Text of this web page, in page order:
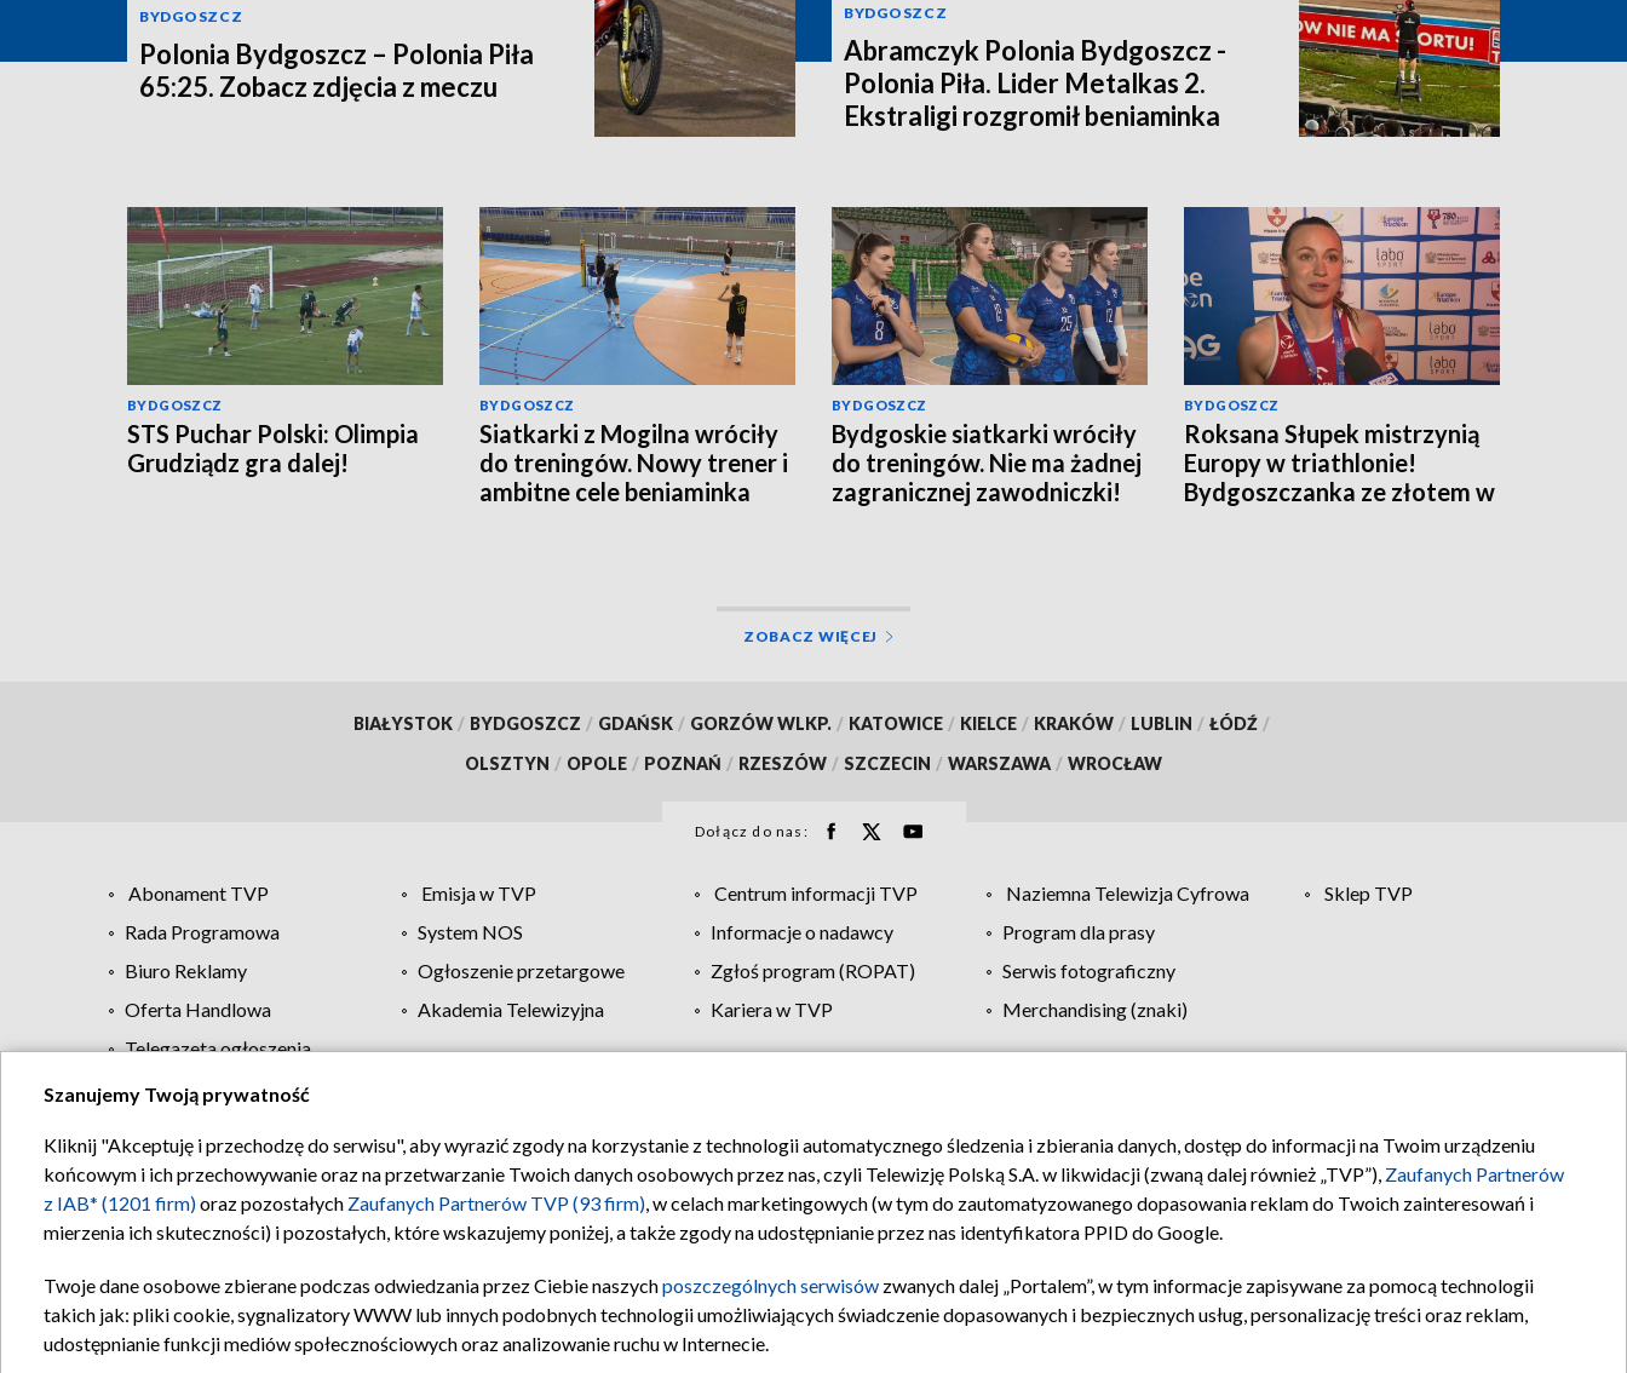
BYDGOSZCZ
Polonia Bydgoszcz – Polonia Piła
65:25. Zobacz zdjęcia z meczu
BYDGOSZCZ
Abramczyk Polonia Bydgoszcz -
Polonia Piła. Lider Metalkas 2.
Ekstraligi rozgromił beniaminka
BYDGOSZCZ
STS Puchar Polski: Olimpia
Grudziądz gra dalej!
BYDGOSZCZ
Siatkarki z Mogilna wróciły
do treningów. Nowy trener i
ambitne cele beniaminka
BYDGOSZCZ
Bydgoskie siatkarki wróciły
do treningów. Nie ma żadnej
zagranicznej zawodniczki!
BYDGOSZCZ
Roksana Słupek mistrzynią
Europy w triathlonie!
Bydgoszczanka ze złotem w
ZOBACZ WIĘCEJ
BIAŁYSTOK / BYDGOSZCZ / GDAŃSK / GORZÓW WLKP. / KATOWICE / KIELCE / KRAKÓW / LUBLIN / ŁÓDŹ /
OLSZTYN / OPOLE / POZNAŃ / RZESZÓW / SZCZECIN / WARSZAWA / WROCŁAW
Dołącz do nas:
Abonament TVP Emisja w TVP Centrum informacji TVP Naziemna Telewizja Cyfrowa
Sklep TVP
Rada Programowa
System NOS Informacje o nadawcy
Program dla prasy
Biuro Reklamy
Ogłoszenie przetargowe Zgłoś program (ROPAT)
Serwis fotograficzny
Oferta Handlowa
Akademia Telewizyjna Kariera w TVP
Merchandising (znaki)
Telegazeta ogłoszenia
Regulamin TVP Polityka prywatności Moje zgody Pomoc Biuro reklamy Kontakt
Szanujemy Twoją prywatność
Kliknij "Akceptuję i przechodzę do serwisu", aby wyrazić zgody na korzystanie z technologii automatycznego śledzenia i zbierania danych, dostęp do informacji na Twoim urządzeniu
końcowym i ich przechowywanie oraz na przetwarzanie Twoich danych osobowych przez nas, czyli Telewizję Polską S.A. w likwidacji (zwaną dalej również „TVP”), Zaufanych Partnerów
z IAB* (1201 firm)oraz pozostałych Zaufanych Partnerów TVP (93 firm), w celach marketingowych (w tym do zautomatyzowanego dopasowania reklam do Twoich zainteresowań i
mierzenia ich skuteczności) i pozostałych, które wskazujemy poniżej, a także zgody na udostępnianie przez nas identyfikatora PPID do Google.
Twoje dane osobowe zbierane podczas odwiedzania przez Ciebie naszychposzczególnych serwisów zwanych dalej „Portalem”, w tym informacje zapisywane za pomocą technologii
takich jak: pliki cookie, sygnalizatory WWW lub innych podobnych technologii umożliwiających świadczenie dopasowanych i bezpiecznych usług, personalizację treści oraz reklam,
udostępnianie funkcji mediów społecznościowych oraz analizowanie ruchu w Internecie.